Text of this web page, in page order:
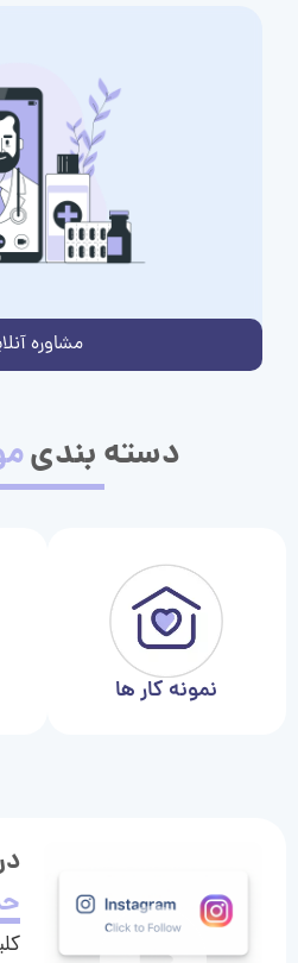
مشاوره
دسته بندی
نمونه کار ها